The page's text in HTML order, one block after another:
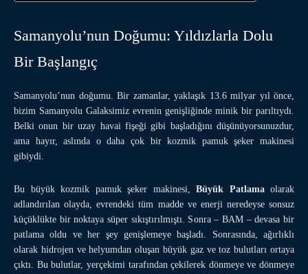
Samanyolu’nun Doğumu: Yıldızlarla Dolu
Bir Başlangıç
Samanyolu’nun doğumu. Bir zamanlar, yaklaşık 13.6 milyar yıl önce,
bizim Samanyolu Galaksimiz evrenin genişliğinde minik bir parıltıydı.
Belki onun bir uzay havai fişeği gibi başladığını düşünüyorsunuzdur,
ama hayır, aslında o daha çok bir kozmik pamuk şeker makinesi
gibiydi.
Bu büyük kozmik pamuk şeker makinesi, Büyük Patlamaolarak
adlandırılan olayda, evrendeki tüm madde ve enerji neredeyse sonsuz
küçüklükte bir noktaya süper sıkıştırılmıştı. Sonra – BAM – devasa bir
patlama oldu ve her şey genişlemeye başladı. Sonrasında, ağırlıklı
olarak hidrojen ve helyumdan oluşan büyük gaz ve toz bulutları ortaya
çıktı. Bu bulutlar, yerçekimi tarafından çekilerek dönmeye ve dönmeye